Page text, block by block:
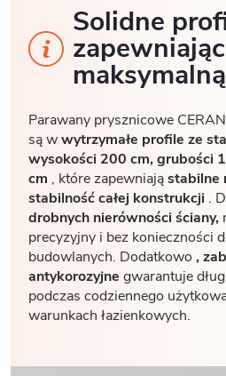
Solidne
Parawany prysznicowe
są wwytrzymałe profile ze
wysokości 200 cm, grubości
cm , które zapewniająstabilne
stabilność całej konstrukcji .
drobnych nierówności ściany,
precyzyjny i bez konieczności
budowlanych. Dodatkowo ,
antykorozyjne gwarantuje
podczas codziennego
warunkach łazienkowych.